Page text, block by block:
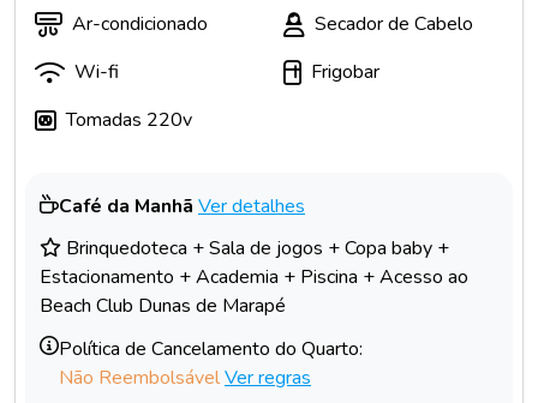
Ar-condicionado
Secador de Cabelo
Wi-fi
Frigobar
Tomadas 220v
Café da Manhã Ver detalhes
Brinquedoteca + Sala de jogos + Copa baby +
Estacionamento + Academia + Piscina + Acesso ao
Beach Club Dunas de Marapé
Política de Cancelamento do Quarto:
Não ReembolsávelVer regras